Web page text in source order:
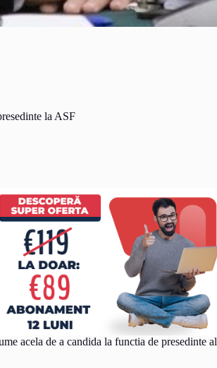
la ASF
acela de a candida la functia de presedinte al